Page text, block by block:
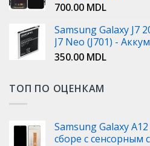
700.00 MDL
Samsung Galaxy J7
J7 Neo (J701) -
350.00 MDL
ТОП ПО ОЦЕНКАМ
Samsung Galaxy
сборе с сенсорным